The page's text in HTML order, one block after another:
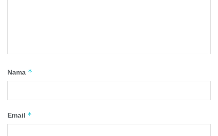
Nama *
Email *